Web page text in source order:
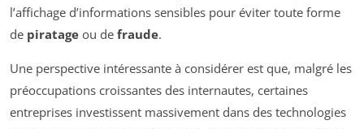
l’affichage d’informations sensibles pour éviter toute forme
de piratage ou de fraude.
Une perspective intéressante à considérer est que, malgré les
préoccupations croissantes des internautes, certaines
entreprises investissent massivement dans des technologies